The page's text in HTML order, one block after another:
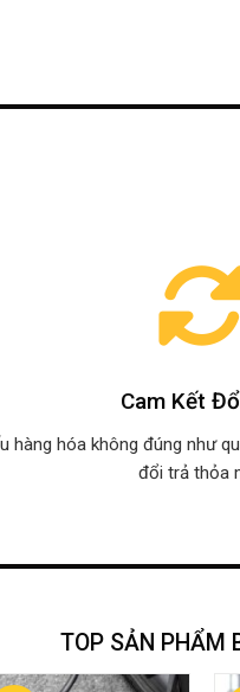
Cam Kết
hàng hóa không đúng như
đổi trả thỏa
TOP SẢN PHẨM